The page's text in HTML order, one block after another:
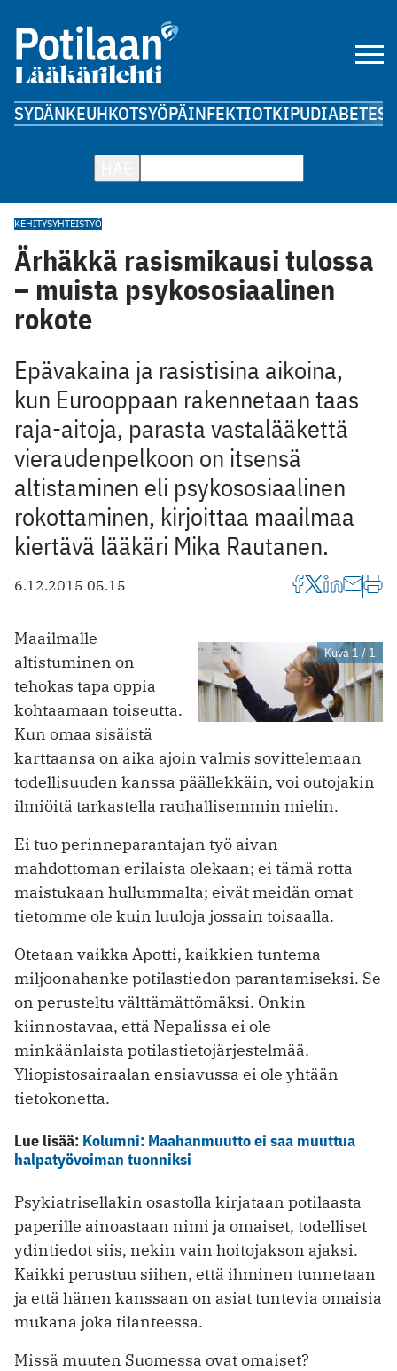
SYDÄNKEUHKOTSYÖPÄINFEKTIOTKIPUDIABETES
KEHITYSYHTEISTYÖ
Ärhäkkä rasismikausi tulossa
– muista psykososiaalinen
rokote
Epävakaina ja rasistisina aikoina,
kun Eurooppaan rakennetaan taas
raja-aitoja, parasta vastalääkettä
vieraudenpelkoon on itsensä
altistaminen eli psykososiaalinen
rokottaminen, kirjoittaa maailmaa
kiertävä lääkäri Mika Rautanen.
6.12.2015 05.15
Kuva 1 / 1
Maailmalle
altistuminen on
tehokas tapa oppia
kohtaamaan toiseutta.
Kun omaa sisäistä
karttaansa on aika ajoin valmis sovittelemaan
todellisuuden kanssa päällekkäin, voi outojakin
ilmiöitä tarkastella rauhallisemmin mielin.
Ei tuo perinneparantajan työ aivan
mahdottoman erilaista olekaan; ei tämä rotta
maistukaan hullummalta; eivät meidän omat
tietomme ole kuin luuloja jossain toisaalla.
Otetaan vaikka Apotti, kaikkien tuntema
miljoonahanke potilastiedon parantamiseksi. Se
on perusteltu välttämättömäksi. Onkin
kiinnostavaa, että Nepalissa ei ole
minkäänlaista potilastietojärjestelmää.
Yliopistosairaalan ensiavussa ei ole yhtään
tietokonetta.
Lue lisää: Kolumni: Maahanmuutto ei saa muuttua
halpatyövoiman tuonniksi
Psykiatrisellakin osastolla kirjataan potilaasta
paperille ainoastaan nimi ja omaiset, todelliset
ydintiedot siis, nekin vain hoitojakson ajaksi.
Kaikki perustuu siihen, että ihminen tunnetaan
ja että hänen kanssaan on asiat tuntevia omaisia
mukana joka tilanteessa.
Missä muuten Suomessa ovat omaiset?